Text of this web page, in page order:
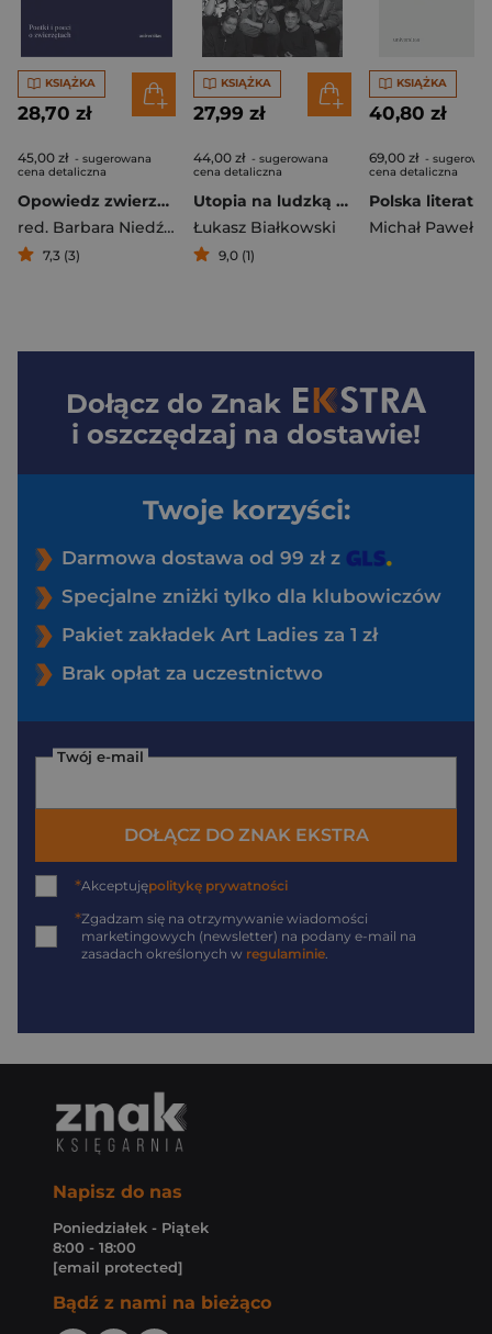
KSIĄŻKA
28,70 zł
45,00 zł - sugerowana
cena detaliczna
Opowiedz zwierzę. Poetki i poeci o zwierzętach
red. Barbara Niedźwiedzka
7,3 (3)
KSIĄŻKA
27,99 zł
44,00 zł - sugerowana
cena detaliczna
Utopia na ludzką miarę. Cyniczne wprowadzenie do estetyki relacyjnej
Łukasz Białkowski
9,0 (1)
KSIĄŻKA
40,80 zł
69,00 zł -
cena detaliczna
Dołącz do Znak
i oszczędzaj na dostawie!
Twoje korzyści:
Darmowa dostawa od 99 zł z
Specjalne zniżki tylko dla klubowiczów
Pakiet zakładek Art Ladies za 1 zł
Brak opłat za uczestnictwo
Twój e-mail
DOŁĄCZ DO ZNAK EKSTRA
*Akceptujępolitykę prywatności
*Zgadzam się na otrzymywanie wiadomości
marketingowych (newsletter) na podany e-mail na
zasadach określonych w regulaminie
Napisz do nas
Poniedziałek - Piątek
8:00 - 18:00
[email protected]
Bądź z nami na bieżąco